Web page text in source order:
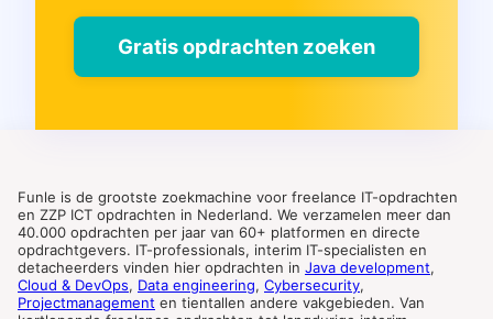
Gratis opdrachten zoeken
Funle is de grootste zoekmachine voor freelance IT-opdrachten
en ZZP ICT opdrachten in Nederland. We verzamelen meer dan
40.000 opdrachten per jaar van 60+ platformen en directe
opdrachtgevers. IT-professionals, interim IT-specialisten en
detacheerders vinden hier opdrachten in Java development,
Cloud & DevOps, Data engineering, Cybersecurity,
Projectmanagement en tientallen andere vakgebieden. Van